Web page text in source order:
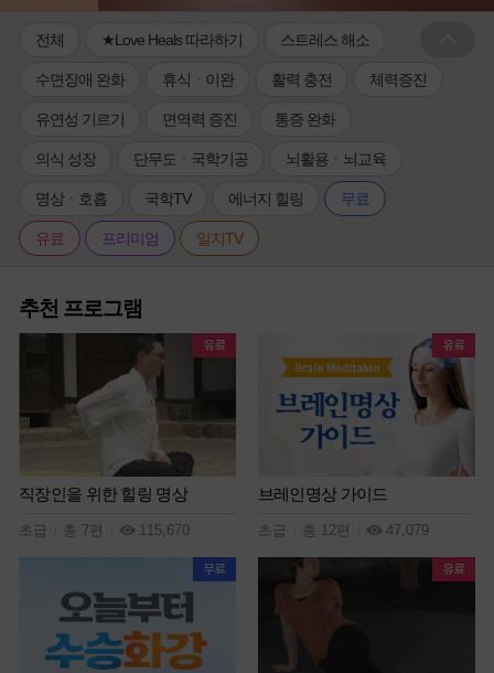
전체 ★Love Heals 따라하기 스트레스 해소
수면장애 완화 휴식ㆍ이완 활력 충전 체력증진
유연성 기르기 면역력 증진 통증 완화
의식 성장 단무도ㆍ국학기공 뇌활용ㆍ뇌교육
명상ㆍ호흡 국학TV 에너지 힐링 무료
유료 프리미엄 일지TV
추천 프로그램
직장인을 위한 힐링 명상
초급 총 7편 115,670
브레인명상 가이드
초급 총 12편 47,079